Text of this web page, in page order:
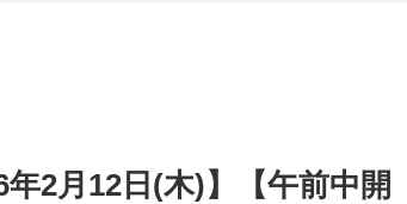
2月12日(木)】【午前中開